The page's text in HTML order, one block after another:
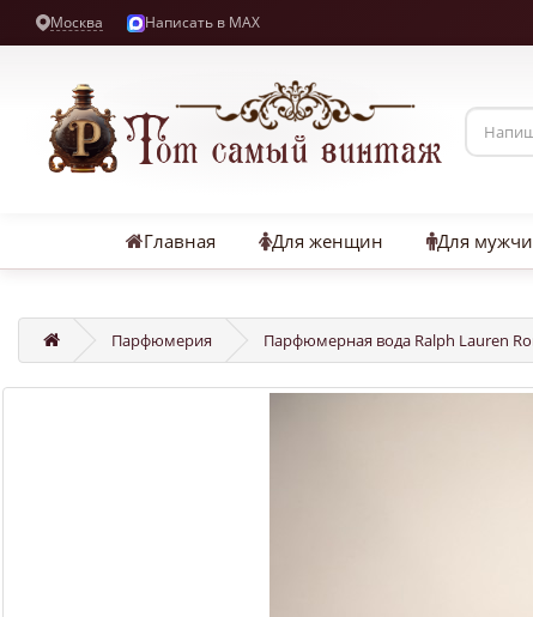
Москва Написать в MAX
Главная Для женщин Для
Парфюмерия Парфюмерная вода Ralph Lauren